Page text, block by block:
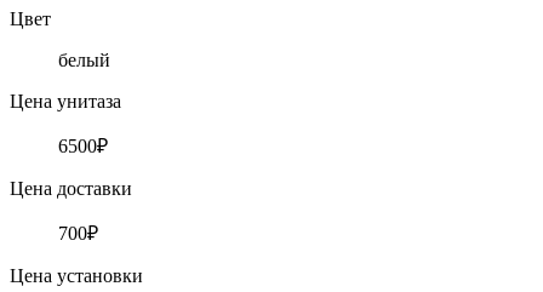
Цвет
белый
Цена унитаза
6500₽
Цена доставки
700₽
Цена установки